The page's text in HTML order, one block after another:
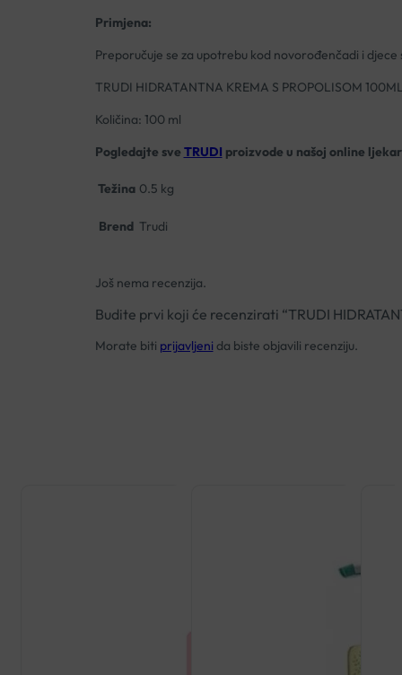
Primjena:
Preporučuje se za upotrebu kod novorođenčadi i
TRUDI HIDRATANTNA KREMA S PROPOLISOM
Količina: 100 ml
Pogledajte sve TRUDI proizvode u našoj online
Težina 0.5 kg
Brend Trudi
Još nema recenzija.
Budite prvi koji će recenzirati “TRUDI
Morate biti prijavljeni da biste objavili recenziju.